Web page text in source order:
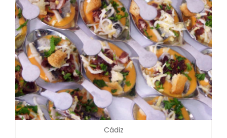
Cádiz